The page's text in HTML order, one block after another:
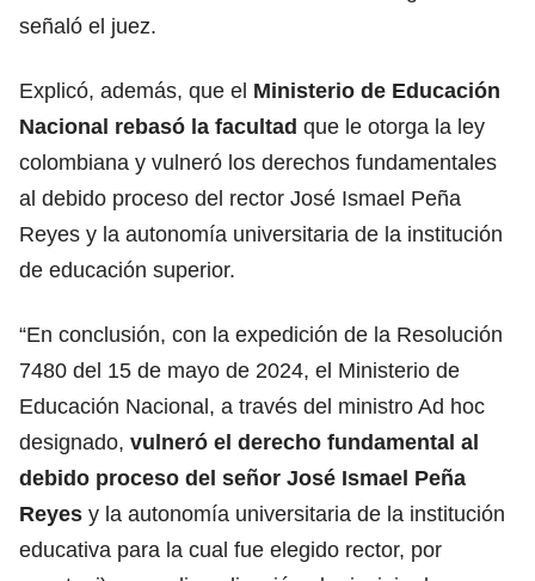
señaló el juez.
Explicó, además, que el Ministerio de Educación
Nacional rebasó la facultad que le otorga la ley
colombiana y vulneró los derechos fundamentales
al debido proceso del rector José Ismael Peña
Reyes y la autonomía universitaria de la institución
de educación superior.
“En conclusión, con la expedición de la Resolución
7480 del 15 de mayo de 2024, el Ministerio de
Educación Nacional, a través del ministro Ad hoc
designado, vulneró el derecho fundamental al
debido proceso del señor José Ismael Peña
Reyes y la autonomía universitaria de la institución
educativa para la cual fue elegido rector, por